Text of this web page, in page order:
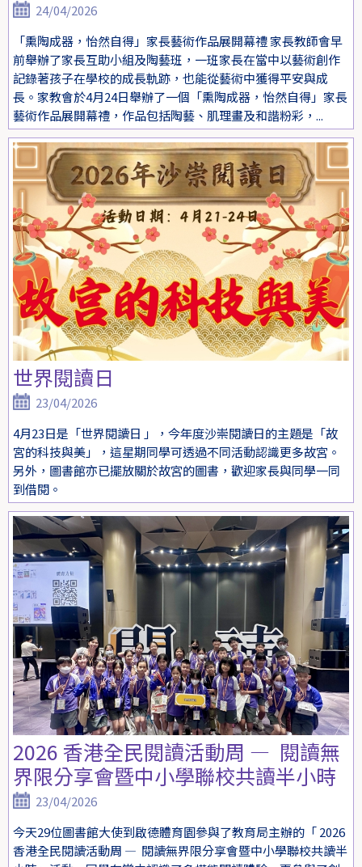
24/04/2026
「熏陶成器，怡然自得」家長藝術作品展開幕禮 家長教師會早
前舉辦了家長互助小組及陶藝班，一班家長在當中以藝術創作
記錄著孩子在學校的成長軌跡，也能從藝術中獲得平安與成
長。家教會於4月24日舉辦了一個「熏陶成器，怡然自得」家長
藝術作品展開幕禮，作品包括陶藝、肌理畫及和諧粉彩，...
世界閱讀日
23/04/2026
4月23日是「世界閱讀日 」，今年度沙崇閱讀日的主題是「故
宮的科技與美」，這星期同學可透過不同活動認識更多故宮。
另外，圖書館亦已擺放關於故宮的圖書，歡迎家長與同學一同
到借閱。
2026 香港全民閱讀活動周 — 閱讀無
界限分享會暨中小學聯校共讀半小時
23/04/2026
今天29位圖書館大使到啟德體育園參與了教育局主辦的「 2026
香港全民閱讀活動周 — 閱讀無界限分享會暨中小學聯校共讀半